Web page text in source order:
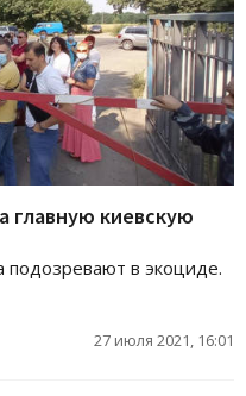
главную киевскую
подозревают в экоциде.
27 июля 2021, 16:01